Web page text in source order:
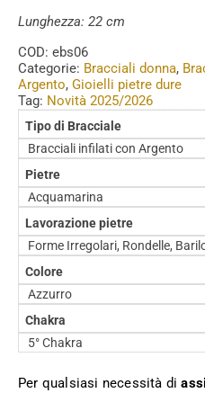
Lunghezza: 22 cm
COD: ebs06
Categorie: Bracciali donna,
Argento, Gioielli pietre dure
Tag: Novità 2025/2026
Tipo di Bracciale
Bracciali infilati con Argento
Pietre
Acquamarina
Lavorazione pietre
Forme Irregolari, Rondelle,
Colore
Azzurro
Chakra
5° Chakra
Per qualsiasi necessità di